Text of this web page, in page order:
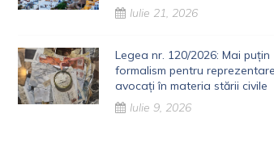
Iulie 21, 2026
Legea nr. 120/2026: Mai puțin
formalism pentru
avocați în materia stării civile
Iulie 9, 2026